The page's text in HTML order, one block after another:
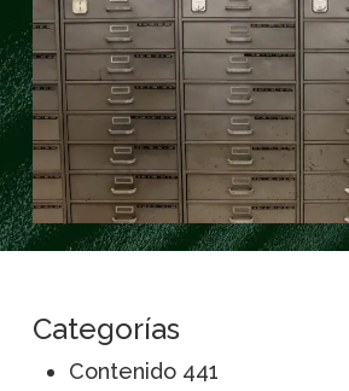
Categorías
Contenido 441